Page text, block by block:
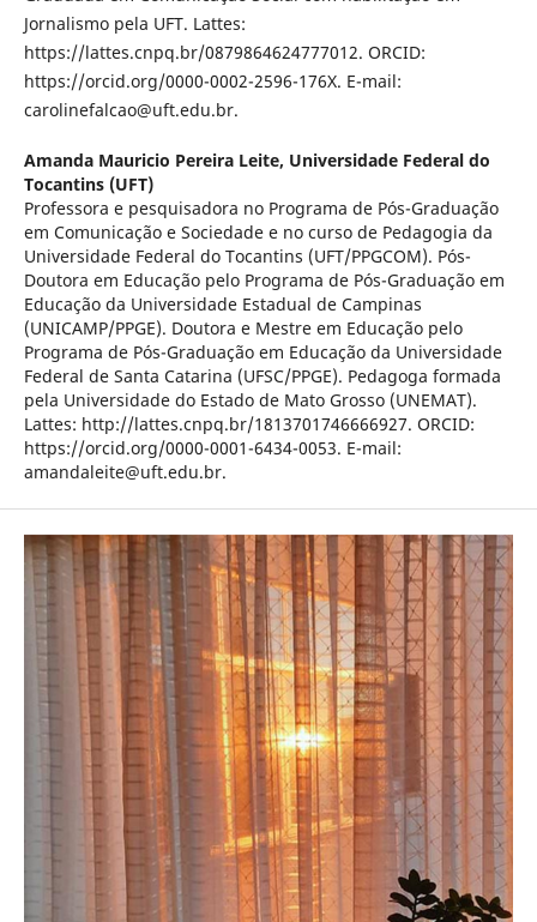
Jornalismo pela UFT. Lattes:
https://lattes.cnpq.br/0879864624777012. ORCID:
https://orcid.org/0000-0002-2596-176X. E-mail:
carolinefalcao@uft.edu.br.
Amanda Mauricio Pereira Leite, Universidade Federal do
Tocantins (UFT)
Professora e pesquisadora no Programa de Pós-Graduação
em Comunicação e Sociedade e no curso de Pedagogia da
Universidade Federal do Tocantins (UFT/PPGCOM). Pós-
Doutora em Educação pelo Programa de Pós-Graduação em
Educação da Universidade Estadual de Campinas
(UNICAMP/PPGE). Doutora e Mestre em Educação pelo
Programa de Pós-Graduação em Educação da Universidade
Federal de Santa Catarina (UFSC/PPGE). Pedagoga formada
pela Universidade do Estado de Mato Grosso (UNEMAT).
Lattes: http://lattes.cnpq.br/1813701746666927. ORCID:
https://orcid.org/0000-0001-6434-0053. E-mail:
amandaleite@uft.edu.br.